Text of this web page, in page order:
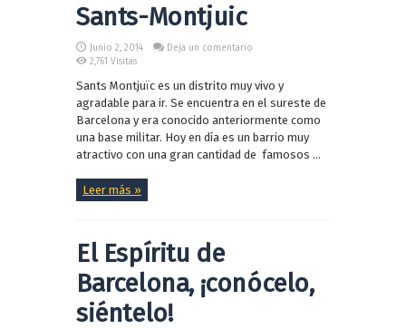
Sants-Montjuic
Junio 2, 2014
Deja un comentario
2,761 Visitas
Sants Montjuïc es un distrito muy vivo y
agradable para ir. Se encuentra en el sureste de
Barcelona y era conocido anteriormente como
una base militar. Hoy en día es un barrio muy
atractivo con una gran cantidad de famosos ...
Leer más »
El Espíritu de
Barcelona, ¡conócelo,
siéntelo!